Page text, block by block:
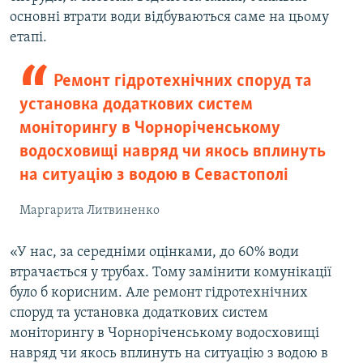
основні втрати води відбуваються саме на цьому
етапі.
Ремонт гідротехнічних споруд та
установка додаткових систем
моніторингу в Чорноріченському
водосховищі навряд чи якось вплинуть
на ситуацію з водою в Севастополі
Маргарита Литвиненко
«У нас, за середніми оцінками, до 60% води
втрачається у трубах. Тому замінити комунікації
було б корисним. Але ремонт гідротехнічних
споруд та установка додаткових систем
моніторингу в Чорноріченському водосховищі
навряд чи якось вплинуть на ситуацію з водою в